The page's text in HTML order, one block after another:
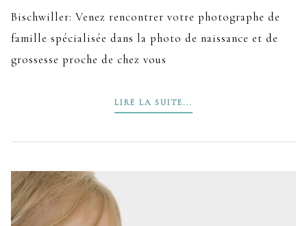
Bischwiller: Venez rencontrer votre photographe de
famille spécialisée dans la photo de naissance et de
grossesse proche de chez vous
LIRE LA SUITE...